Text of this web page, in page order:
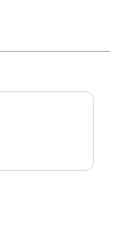
白虎丸 粕谷秀夫